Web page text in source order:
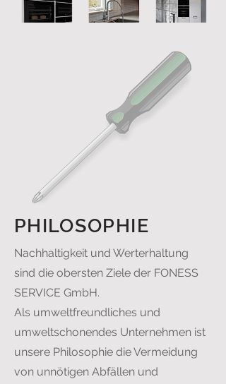
PHILOSOPHIE
Nachhaltigkeit und Werterhaltung
sind die obersten Ziele der FONESS
SERVICE GmbH.
Als umweltfreundliches und
umweltschonendes Unternehmen ist
unsere Philosophie die Vermeidung
von unnötigen Abfällen und